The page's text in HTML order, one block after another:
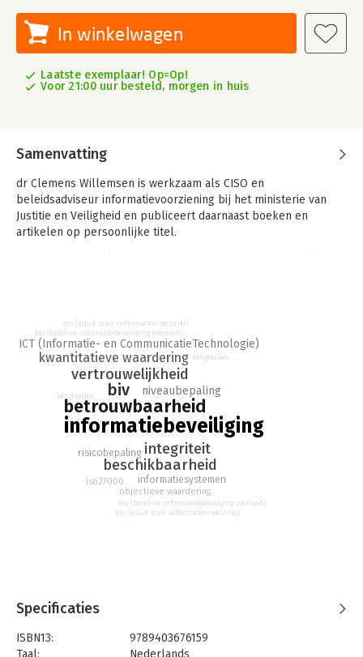
In winkelwagen
Laatste exemplaar! Op=Op!
Voor 21:00 uur besteld, morgen in huis
Samenvatting
dr Clemens Willemsen is werkzaam als CISO en
beleidsadviseur informatievoorziening bij het ministerie van
Justitie en Veiligheid en publiceert daarnaast boeken en
artikelen op persoonlijke titel.
informatiebeveiliging'.
informatiebeveiliging
betrouwbaarheid
biv
vertrouwelijkheid
integriteit
beschikbaarheid
kwantitatieve waardering
niveaubepaling
ICT (Informatie- en CommunicatieTechnologie)
informatiesystemen
risicobepaling
objectieve waardering
iso27000
bio (baseline informatiebeveiliging overheid)
qis (quick scan information security)
kengetallen
bio (baseline informatiebeveiliging overheid)
qis (quick scan information security)
kengetallen
Specificaties
ISBN13:
9789403676159
Taal:
Nederlands